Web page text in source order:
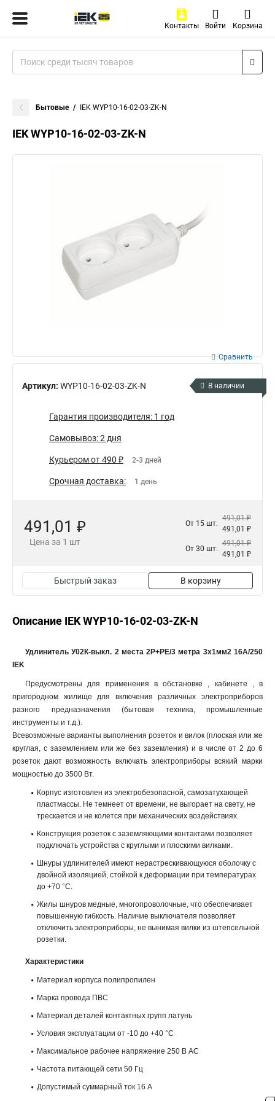
Контакты Войти Корзина
Бытовые IEK WYP10-16-02-03-ZK-N
IEK WYP10-16-02-03-ZK-N
Артикул: WYP10-16-02-03-ZK-N
Сравнить
В наличии
Гарантия производителя: 1 год
Самовывоз: 2 дня
Курьером от 490 ₽ 2-3 дней
Срочная доставка: 1 день
491,01 ₽
Цена за 1 шт
От 15 шт:
491,01 ₽
491,01 ₽
От 30 шт:
491,01 ₽
491,01 ₽
Быстрый заказ В корзину
Описание IEK WYP10-16-02-03-ZK-N
Удлинитель У02К-выкл. 2 места 2Р+РЕ/3 метра 3х1мм2 16А/250
IEK
Предусмотрены для применения в обстановке , кабинете , в
пригородном жилище для включения различных электроприборов
разного предназначения (бытовая техника, промышленные
инструменты и т.д.).
Всевозможные варианты выполнения розеток и вилок (плоская или же
круглая, с заземлением или же без заземления) и в числе от 2 до 6
розеток дают возможность включать электроприборы всякий марки
мощностью до 3500 Вт.
Корпус изготовлен из электробезопасной, самозатухающей
пластмассы. Не темнеет от времени, не выгорает на свету, не
трескается и не колется при механических воздействиях.
Конструкция розеток с заземляющими контактами позволяет
подключать устройства с круглыми и плоскими вилками.
Шнуры удлинителей имеют нерастрескивающуюся оболочку с
двойной изоляцией, стойкой к деформации при температурах
до +70 °С.
Жилы шнуров медные, многопроволочные, что обеспечивает
повышенную гибкость. Наличие выключателя позволяет
отключить электроприборы, не вынимая вилки из штепсельной
розетки.
Характеристики
Материал корпуса полипропилен
Марка провода ПВС
Материал деталей контактных групп латунь
Условия эксплуатации от -10 до +40 °С
Максимальное рабочее напряжение 250 В AC
Частота питающей сети 50 Гц
Допустимый суммарный ток 16 А